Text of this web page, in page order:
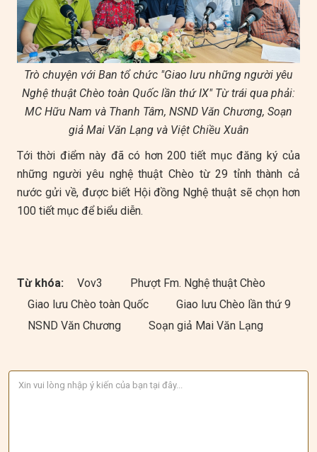
Trò chuyện với Ban tổ chức "Giao lưu những người yêu
Nghệ thuật Chèo toàn Quốc lần thứ IX" Từ trái qua phải:
MC Hữu Nam và Thanh Tâm, NSND Văn Chương, Soạn
giả Mai Văn Lạng và Việt Chiều Xuân
Tới thời điểm này đã có hơn 200 tiết mục đăng ký của
những người yêu nghệ thuật Chèo từ 29 tỉnh thành cả
nước gửi về, được biết Hội đồng Nghệ thuật sẽ chọn hơn
100 tiết mục để biểu diễn.
Từ khóa: Vov3
Phượt Fm. Nghệ thuật Chèo
Giao lưu Chèo toàn Quốc
Giao lưu Chèo lần thứ 9
NSND Văn Chương
Soạn giả Mai Văn Lạng